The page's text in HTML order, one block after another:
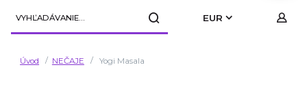
EUR
Úvod NEČAJE Yogi Masala